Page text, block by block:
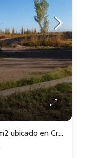
Terreno / Lote en venta de 500m2 ubicado en Cruz de Piedra